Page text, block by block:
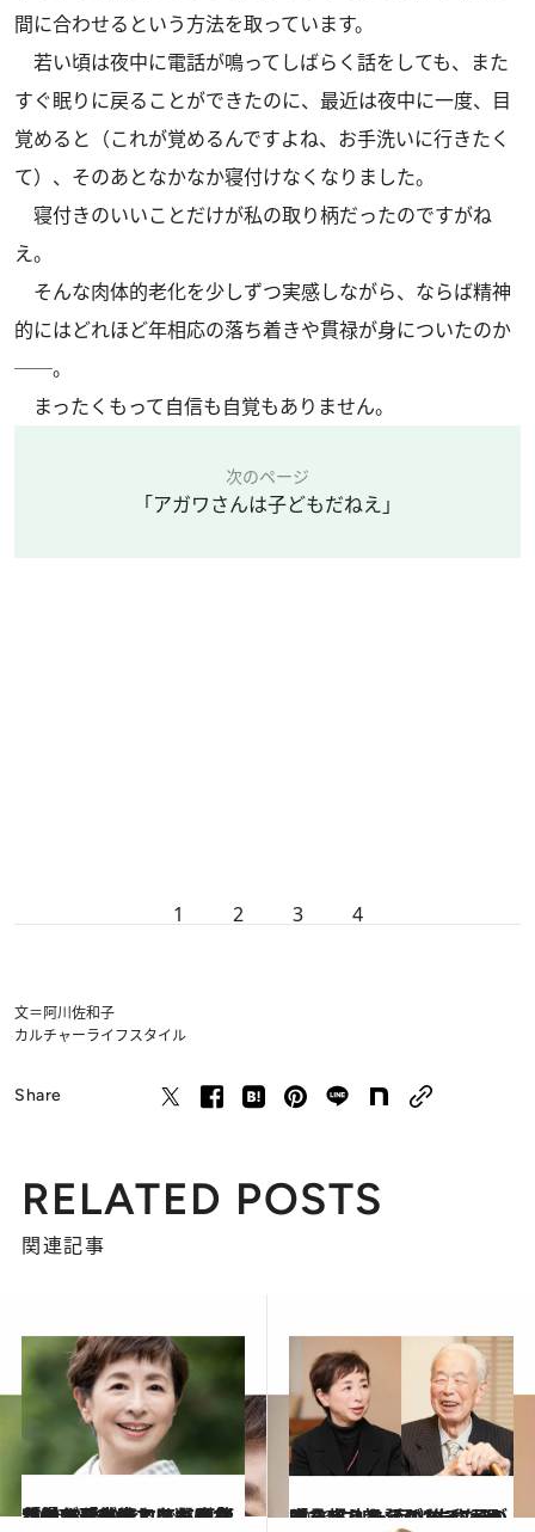
間に合わせるという方法を取っています。
若い頃は夜中に電話が鳴ってしばらく話をしても、また
すぐ眠りに戻ることができたのに、最近は夜中に一度、目
覚めると（これが覚めるんですよね、お手洗いに行きたく
て）、そのあとなかなか寝付けなくなりました。
寝付きのいいことだけが私の取り柄だったのですがね
え。
そんな肉体的老化を少しずつ実感しながら、ならば精神
的にはどれほど年相応の落ち着きや貫禄が身についたのか
──。
まったくもって自信も自覚もありません。
次のページ
「アガワさんは子どもだねえ」
1 2 3 4
文＝阿川佐和子
カルチャーライフスタイル
Share
RELATED POSTS
関連記事
2026.5.29
「あれもダメ。これも食べちゃダメ」ではつまらない⋯【50代にして血管年齢78歳】それでも阿川さんが「美味しいものを我慢する人生」を選ばなかった理由は？
ライフスタイル 2026.5.27
「ちょっと話がある」70歳を超えた父の“まさかの宣言”に娘・阿川佐和子が吹き出しそうになった理由
ライフスタイル